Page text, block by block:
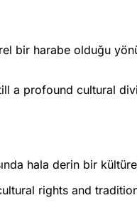
bir harabe olduğu
a profound cultural
hala derin bir
rights and